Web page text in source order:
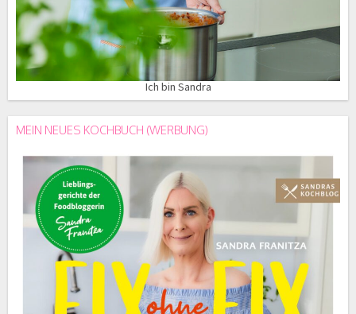
Ich bin Sandra
MEIN NEUES KOCHBUCH (WERBUNG)